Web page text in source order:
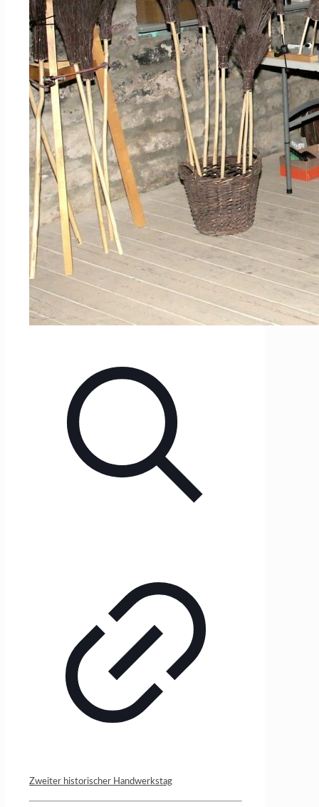
Zweiter historischer Handwerkstag